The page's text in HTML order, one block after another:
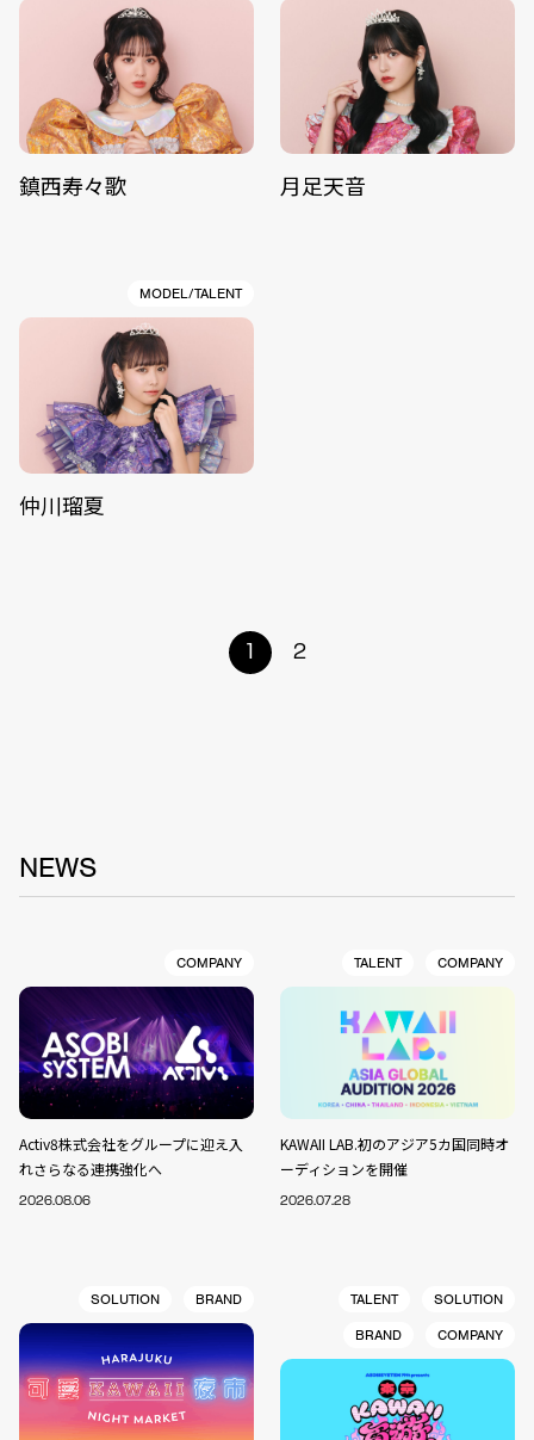
鎮西寿々歌 月足天音
MODEL/TALENT
仲川瑠夏
1 2
NEWS
COMPANY
Activ8株式会社をグループに迎え入
れさらなる連携強化へ
2026.08.06
TALENT COMPANY
KAWAII LAB.初のアジア5カ国同時オ
ーディションを開催
2026.07.28
SOLUTION BRAND TALENT
SOLUTION
BRAND
COMPANY